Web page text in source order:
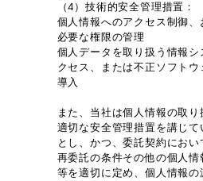
（4）技術的安全管理措置：
個人情報へのアクセス制御
必要な権限の管理
個人データを取り扱う情報
クセス、または不正ソフト
導入
また、当社は個人情報の取り
適切な安全管理措置を講じ
とし、かつ、委託契約におい
再委託の条件その他の個人
等を適切に定め、個人情報